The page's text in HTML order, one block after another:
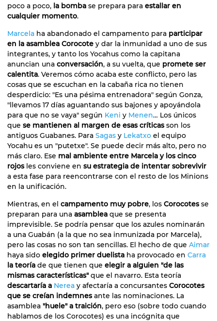
poco a poco, la bomba se prepara para estallar en
cualquier momento.
Marcela ha abandonado el campamento para participar
en la asamblea Corocote y dar la inmunidad a uno de sus
integrantes, y tanto los Yocahus como la capitana
anuncian una conversación, a su vuelta, que promete ser
calentita. Veremos cómo acaba este conflicto, pero las
cosas que se escuchan en la cabaña rica no tienen
desperdicio: "Es una pésima entrenadora" según Gonza,
"llevamos 17 días aguantando sus bajones y apoyándola
para que no se vaya" según Keni y Menen… Los únicos
que se mantienen al margen de esas críticasson los
antiguos Guabanes. Para Sagas y Lekatxo el equipo
Yocahu es un "putetxe". Se puede decir más alto, pero no
más claro. Ese mal ambiente entre Marcela y los cinco
rojosles conviene en su estrategia de intentar sobrevivir
a esta fase para reencontrarse con el resto de los Minions
en la unificación.
Mientras, en el campamento muy pobre, los Corocotesse
preparan para una asamblea que se presenta
imprevisible. Se podría pensar que los azules nominarán
a una Guabán (a la que no sea inmunizada por Marcela),
pero las cosas no son tan sencillas. El hecho de que Aimar
haya sido elegido primer duelista ha provocado en Carra
la teoría de que tienen que elegir a alguien "de las
mismas características"que el navarro. Esta teoría
descartaría a Nerea y afectaría a concursantes Corocotes
que se creían indemnesante las nominaciones. La
asamblea "huele" a traición, pero eso (sobre todo cuando
hablamos de los Corocotes) es una incógnita que